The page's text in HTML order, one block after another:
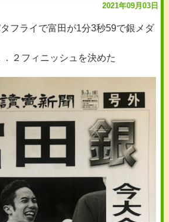
2021年09月03日
フライで富田が1分3秒59で銀メダ
２フィニッシュを決めた